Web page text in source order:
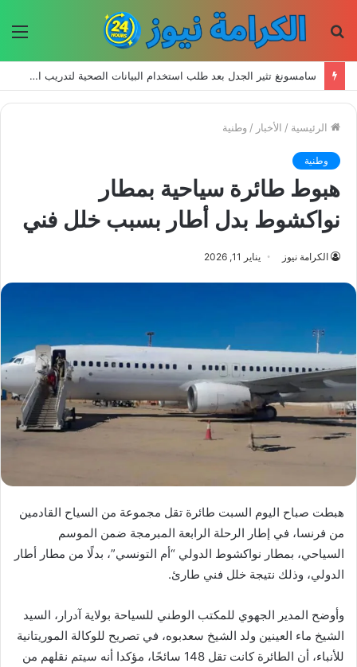
سامسونغ تثير الجدل بعد طلب استخدام البيانات الصحية لتدريب الذكاء الاصطناعي
الرئيسية / الأخبار / وطنية
وطنية
هبوط طائرة سياحية بمطار
نواكشوط بدل أطار بسبب خلل فني
الكرامة نيوز يناير 11, 2026
هبطت صباح اليوم السبت طائرة تقل مجموعة من السياح القادمين
من فرنسا، في إطار الرحلة الرابعة المبرمجة ضمن الموسم
السياحي، بمطار نواكشوط الدولي “أم التونسي”، بدلًا من مطار أطار
الدولي، وذلك نتيجة خلل فني طارئ.
وأوضح المدير الجهوي للمكتب الوطني للسياحة بولاية آدرار، السيد
الشيخ ماء العينين ولد الشيخ سعدبوه، في تصريح للوكالة الموريتانية
للأنباء، أن الطائرة كانت تقل 148 سائحًا، مؤكدا أنه سيتم نقلهم من